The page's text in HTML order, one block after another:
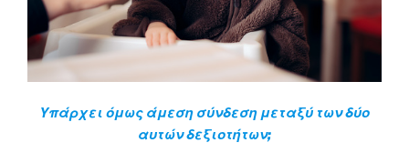
Υπάρχει όμως άμεση σύνδεση μεταξύ των δύο
αυτών δεξιοτήτων;